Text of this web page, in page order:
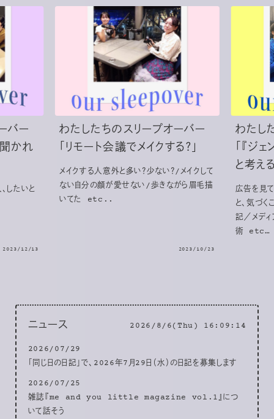
わたしたちのスリープオーバー
「リモート会議でメイクする？」
メイクする人意外と多い？少ない？/メイクして
ない自分の顔が愛せない/歩きながら眉毛描
いてた etc..
2023/10/23
わたし
「『ジ
と考え
広告を見
と、気づ
記／メデ
術 etc…
バー
聞かれ
したいと
2023/12/13
ニュース 2026/8/6(Thu) 16:09:15
2026/07/29
「同じ日の日記」で、2026年7月29日（水）の日記を募集します
2026/07/25
雑誌『me and you little magazine vol.1』につ
いて話そう